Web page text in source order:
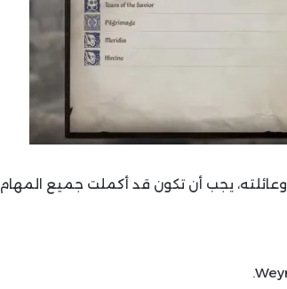
لبدء البحث عن أولئك الذين تجرأوا على اغتيال Uriel Septim وعائلته، يجب أن تكون قد أكملت جميع المهام